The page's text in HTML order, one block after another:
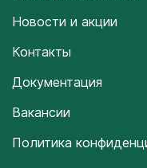
Новости и акции
Контакты
Документация
Вакансии
Политика